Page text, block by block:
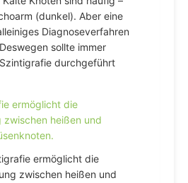
(dunkel). Aber eine
Diagnoseverfahren
sollte immer
durchgeführt
ermöglicht die
zwischen heißen und